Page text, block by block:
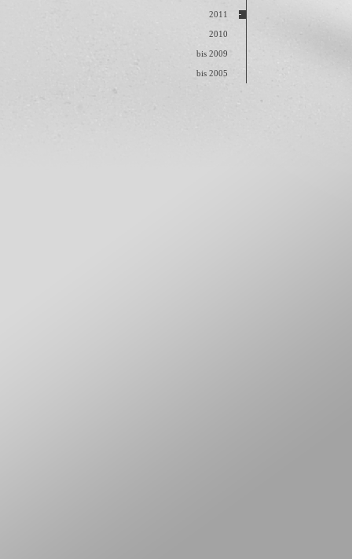
2011
2010
bis 2009
bis 2005